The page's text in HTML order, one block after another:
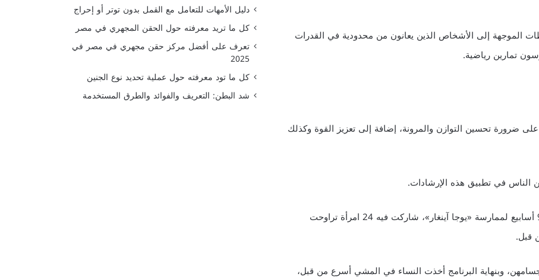
الموجهة إلى الأشخاص الذين يعانون من محدودية في القدرات
تمارين رياضية.
ضرورة تحسين التوازن والمرونة، إضافة إلى تعزيز القوة وكذلك
الناس في تطبيق هذه الإرشادات.
وقد دققت إحدى الدراسات في تأثيرات برنامج استغرق 9 أسابيع لممارسة «يوجا آينغار»، شاركت فيه 24 امرأة تراوحت
وبنهاية البرنامج أخذت النساء في المشي أسرع من قبل،
دليل الأمهات للتعامل مع القمل بدون توتر أو إحراج
كل ما تريد معرفته حول الحقن المجهري في مصر
تعرف على أفضل مركز حقن مجهري في مصر في
2025
كل ما تود معرفته حول عملية تحديد نوع الجنين
شد البطن: التعريف والفوائد والطرق المستخدمة